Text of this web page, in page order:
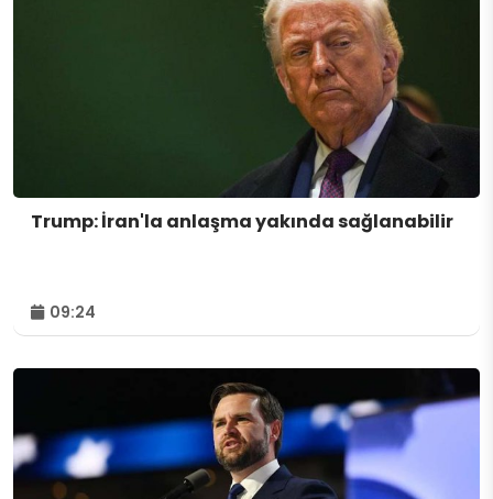
Trump: İran'la anlaşma yakında sağlanabilir
09:24